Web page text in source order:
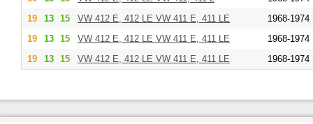
19
13 15 VW 412 E, 412 LE VW 411 E, 411 LE
1968-1974
19
13 15 VW 412 E, 412 LE VW 411 E, 411 LE
1968-1974
19
13 15 VW 412 E, 412 LE VW 411 E, 411 LE 1968-1974